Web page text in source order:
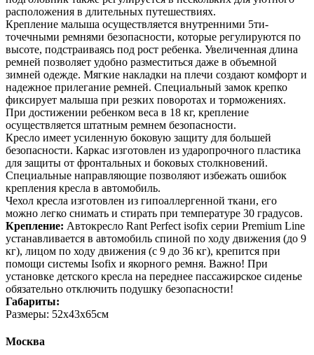
расположения в длительных путешествиях.
Крепление малыша осуществляется внутренними 5ти-
точечными ремнями безопасности, которые регулируются по
высоте, подстраиваясь под рост ребенка. Увеличенная длина
ремней позволяет удобно разместиться даже в объемной
зимней одежде. Мягкие накладки на плечи создают комфорт и
надежное прилегание ремней. Специальный замок крепко
фиксирует малыша при резких поворотах и торможениях.
При достижении ребенком веса в 18 кг, крепление
осуществляется штатным ремнем безопасности.
Кресло имеет усиленную боковую защиту для большей
безопасности. Каркас изготовлен из ударопрочного пластика
для защиты от фронтальных и боковых столкновений.
Специальные направляющие позволяют избежать ошибок
крепления кресла в автомобиль.
Чехол кресла изготовлен из гипоаллергенной ткани, его
можно легко снимать и стирать при температуре 30 градусов.
Крепление: Автокресло Rant Perfect isofix серии Premium Line
устанавливается в автомобиль спиной по ходу движения (до 9
кг), лицом по ходу движения (с 9 до 36 кг), крепится при
помощи системы Isofix и якорного ремня. Важно! При
установке детского кресла на переднее пассажирское сиденье
обязательно отключить подушку безопасности!
Габариты:
Размеры: 52x43x65см
Москва